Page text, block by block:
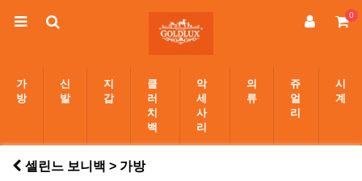
0
가
방
신
발
지
갑
클
러
치
백
악
세
사
리
의
류
쥬
얼
리
시
계
셀린느 보니백 > 가방